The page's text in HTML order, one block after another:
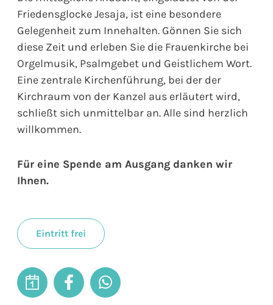
Friedensglocke Jesaja, ist eine besondere
Gelegenheit zum Innehalten. Gönnen Sie sich
diese Zeit und erleben Sie die Frauenkirche bei
Orgelmusik, Psalmgebet und Geistlichem Wort.
Eine zentrale Kirchenführung, bei der der
Kirchraum von der Kanzel aus erläutert wird,
schließt sich unmittelbar an. Alle sind herzlich
willkommen.
Für eine Spende am Ausgang danken wir
Ihnen.
Eintritt frei